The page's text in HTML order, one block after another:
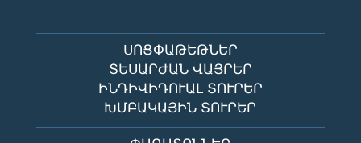
ՍՈՑՓԱԹԵԹՆԵՐ
ՏԵՍԱՐԺԱՆ ՎԱՅՐԵՐ
ԻՆԴԻՎԻԴՈՒԱԼ ՏՈՒՐԵՐ
ԽՄԲԱԿԱՅԻՆ ՏՈՒՐԵՐ